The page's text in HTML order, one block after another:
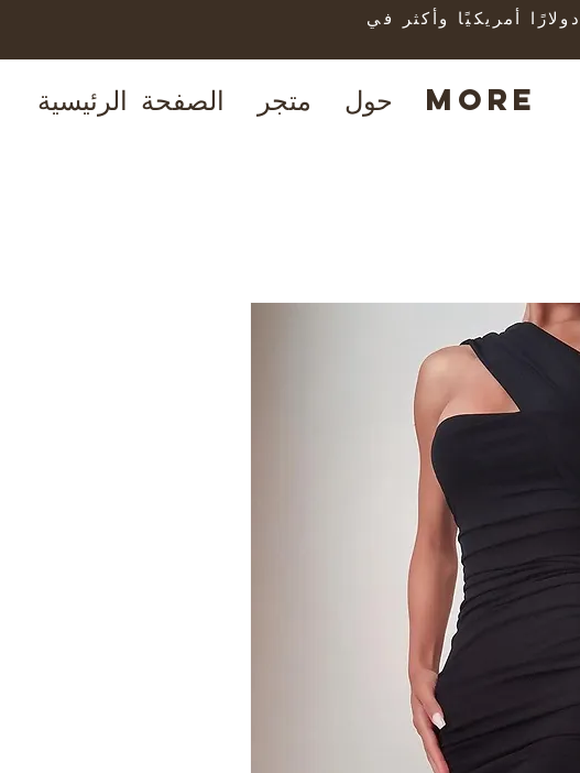
الصفحة الرئيسية متجر حول More
شحن مجاني لجميع أنحاء العالم على الطلبات بقيمة 150 دولارًا أمريكيًا وأكثر في